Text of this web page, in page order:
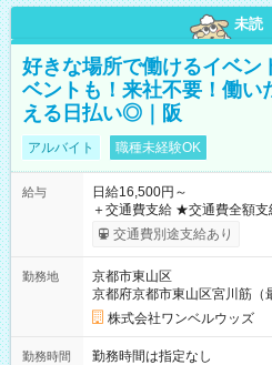
未読
好きな場所で働けるイベ
ベントも！来社不要！働い
える日払い◎｜阪
アルバイト 職種未経験OK
給与
日給16,500円～
＋交通費支給 ★交通費全額支給！ ★日払いOK！（規定あり） ┗
働いたその日に現金GET♪
交通費別途支給あり
勤務地
京都市東山区
京都府京都市東山区宮川筋（
株式会社ワンベルウッズ
勤務時間
勤務時間は指定なし